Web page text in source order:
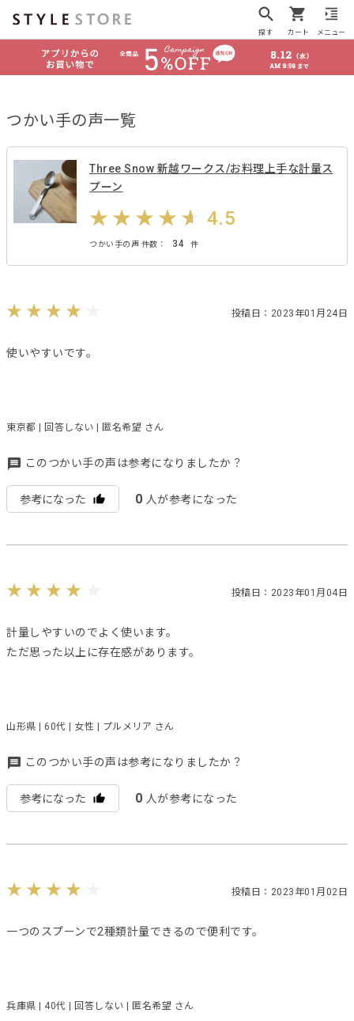
探す カート メニュー
つかい手の声一覧
Three Snow 新越ワークス/お料理上手な計量ス
プーン
4.5
つかい手の声 件数： 34 件
投稿日：2023年01月24日
使いやすいです。
東京都 | 回答しない | 匿名希望 さん
このつかい手の声は参考になりましたか？
参考になった 0 人が参考になった
投稿日：2023年01月04日
計量しやすいのでよく使います。
ただ思った以上に存在感があります。
山形県 | 60代 | 女性 | プルメリア さん
このつかい手の声は参考になりましたか？
参考になった 0 人が参考になった
投稿日：2023年01月02日
一つのスプーンで2種類計量できるので便利です。
兵庫県 | 40代 | 回答しない | 匿名希望 さん